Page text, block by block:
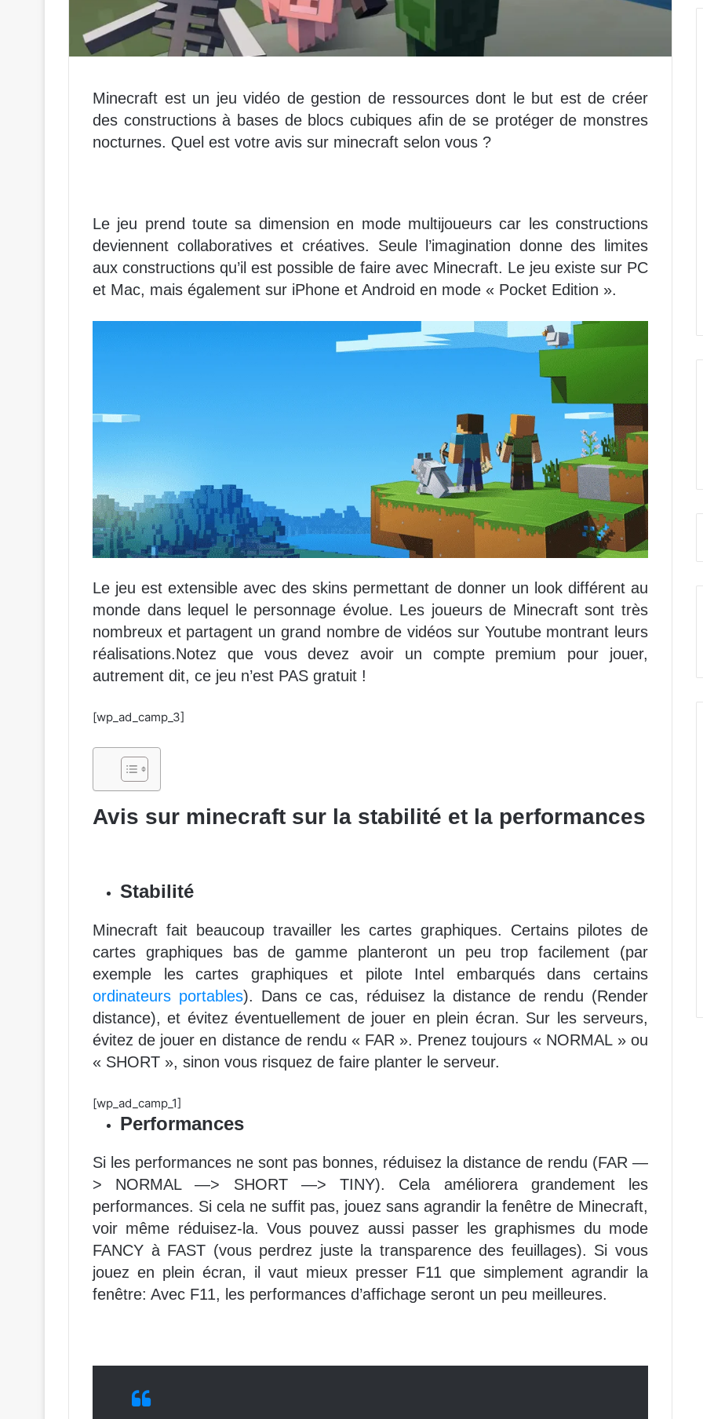
Minecraft est un jeu vidéo de gestion de ressources dont le but est de créer
des constructions à bases de blocs cubiques afin de se protéger de monstres
nocturnes. Quel est votre avis sur minecraft selon vous ?
Le jeu prend toute sa dimension en mode multijoueurs car les constructions
deviennent collaboratives et créatives. Seule l’imagination donne des limites
aux constructions qu’il est possible de faire avec Minecraft. Le jeu existe sur PC
et Mac, mais également sur iPhone et Android en mode « Pocket Edition ».
Le jeu est extensible avec des skins permettant de donner un look différent au
monde dans lequel le personnage évolue. Les joueurs de Minecraft sont très
nombreux et partagent un grand nombre de vidéos sur Youtube montrant leurs
réalisations.Notez que vous devez avoir un compte premium pour jouer,
autrement dit, ce jeu n’est PAS gratuit !
[wp_ad_camp_3]
Avis sur minecraft sur la stabilité et la performances
Stabilité
Minecraft fait beaucoup travailler les cartes graphiques. Certains pilotes de
cartes graphiques bas de gamme planteront un peu trop facilement (par
exemple les cartes graphiques et pilote Intel embarqués dans certains
ordinateurs portables). Dans ce cas, réduisez la distance de rendu (Render
distance), et évitez éventuellement de jouer en plein écran. Sur les serveurs,
évitez de jouer en distance de rendu « FAR ». Prenez toujours « NORMAL » ou
« SHORT », sinon vous risquez de faire planter le serveur.
[wp_ad_camp_1]
Performances
Si les performances ne sont pas bonnes, réduisez la distance de rendu (FAR —
> NORMAL —> SHORT —> TINY). Cela améliorera grandement les
performances. Si cela ne suffit pas, jouez sans agrandir la fenêtre de Minecraft,
voir même réduisez-la. Vous pouvez aussi passer les graphismes du mode
FANCY à FAST (vous perdrez juste la transparence des feuillages). Si vous
jouez en plein écran, il vaut mieux presser F11 que simplement agrandir la
fenêtre: Avec F11, les performances d’affichage seront un peu meilleures.